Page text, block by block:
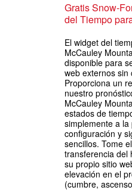
Gratis Snow-
del Tiempo
El widget del
McCauley
disponible para
web externos sin
Proporciona un
nuestro
McCauley
estados de
simplemente a
configuración y
sencillos. Tome
transferencia del
su propio sitio
elevación en el
(cumbre,